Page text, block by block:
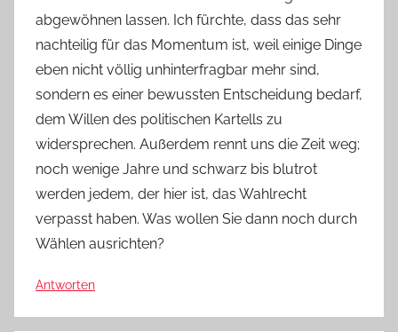
abgewöhnen lassen. Ich fürchte, dass das sehr
nachteilig für das Momentum ist, weil einige Dinge
eben nicht völlig unhinterfragbar mehr sind,
sondern es einer bewussten Entscheidung bedarf,
dem Willen des politischen Kartells zu
widersprechen. Außerdem rennt uns die Zeit weg;
noch wenige Jahre und schwarz bis blutrot
werden jedem, der hier ist, das Wahlrecht
verpasst haben. Was wollen Sie dann noch durch
Wählen ausrichten?
Antworten